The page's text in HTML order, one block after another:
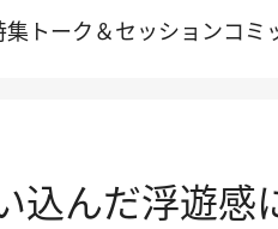
集 トーク＆セッションコミ
込んだ浮遊感